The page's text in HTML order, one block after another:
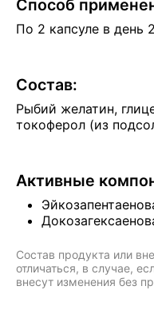
Способ
По 2 капсуле в день
Состав:
Рыбий желатин,
токоферол (из
Активные
Состав продукта или
отличаться, в случае,
внесут изменения без